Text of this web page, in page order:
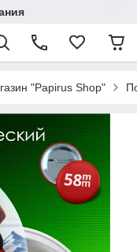
"Papirus Shop"